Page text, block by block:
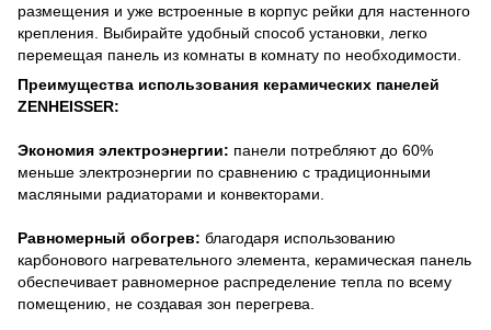
размещения и уже встроенные в корпус рейки для настенного
крепления. Выбирайте удобный способ установки, легко
перемещая панель из комнаты в комнату по необходимости.
Преимущества использования керамических панелей
ZENHEISSER:
Экономия электроэнергии: панели потребляют до 60%
меньше электроэнергии по сравнению с традиционными
масляными радиаторами и конвекторами.
Равномерный обогрев: благодаря использованию
карбонового нагревательного элемента, керамическая панель
обеспечивает равномерное распределение тепла по всему
помещению, не создавая зон перегрева.